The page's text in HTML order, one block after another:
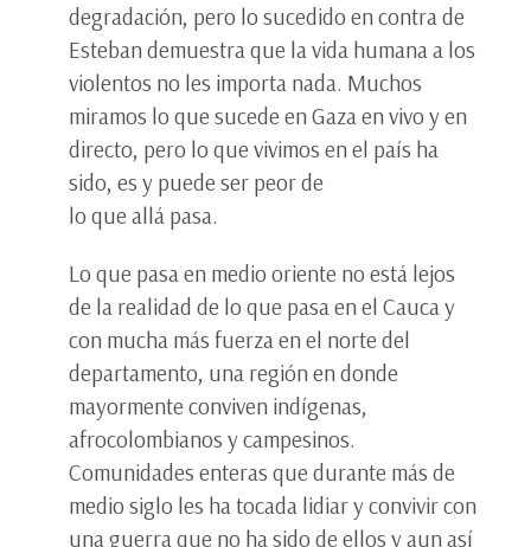
degradación, pero lo sucedido en contra de
Esteban demuestra que la vida humana a los
violentos no les importa nada. Muchos
miramos lo que sucede en Gaza en vivo y en
directo, pero lo que vivimos en el país ha
sido, es y puede ser peor de
lo que allá pasa.
Lo que pasa en medio oriente no está lejos
de la realidad de lo que pasa en el Cauca y
con mucha más fuerza en el norte del
departamento, una región en donde
mayormente conviven indígenas,
afrocolombianos y campesinos.
Comunidades enteras que durante más de
medio siglo les ha tocada lidiar y convivir con
una guerra que no ha sido de ellos y aun así